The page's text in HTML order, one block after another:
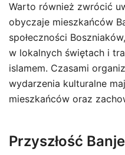
Warto również zwrócić
obyczaje mieszkańców
społeczności
w lokalnych świętach i
islamem. Czasami
wydarzenia kulturalne
mieszkańców oraz
Przyszłość